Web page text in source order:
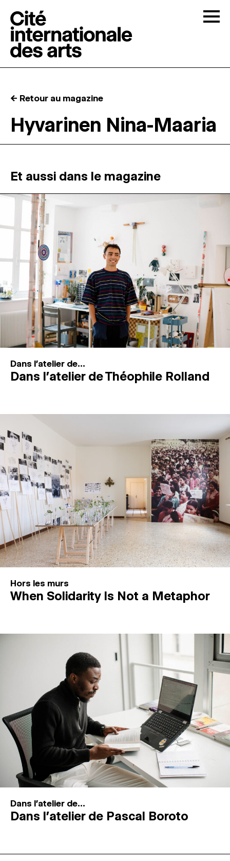
RÉSIDENCES ↓
ATELIERS OUVERTS
PROGRAMMATION
MAGAZINE
ESPACES DE PRATIQUE ARTISTIQUE ↓
Recherche
Connexion
← Retour au magazine
Hyvarinen Nina-Maaria
Et aussi dans le magazine
Dans l'atelier de...
Dans l’atelier de Théophile Rolland
Hors les murs
When Solidarity Is Not a Metaphor
Dans l'atelier de...
Dans l’atelier de Pascal Boroto